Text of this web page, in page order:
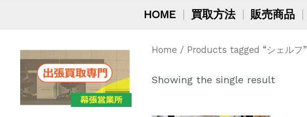
HOME 買取方法 販売商品
Home / Products tagged “シェルフ”
Showing the single result